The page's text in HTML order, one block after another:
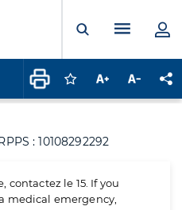
Ouvrir laMenu
Connectez-vous
Augmenter la
: 10108292292
contactez le 15. If you
medical emergency,